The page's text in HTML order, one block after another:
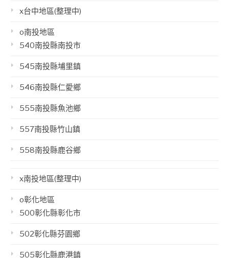
x台中地區(整理中)
o南投地區
540南投縣南投市
545南投縣埔里鎮
546南投縣仁愛鄉
555南投縣魚池鄉
557南投縣竹山鎮
558南投縣鹿谷鄉
x南投地區(整理中)
o彰化地區
500彰化縣彰化市
502彰化縣芬園鄉
505彰化縣鹿港鎮